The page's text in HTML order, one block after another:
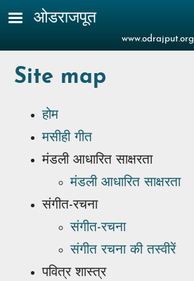
Skip to main content
ओडराजपूत
www.odrajput.org
Site map
होम
मसीही गीत
मंडली आधारित साक्षरता
मंडली आधारित साक्षरता
संगीत-रचना
संगीत-रचना
संगीत रचना की तस्वीरें
पवित्र शास्त्र